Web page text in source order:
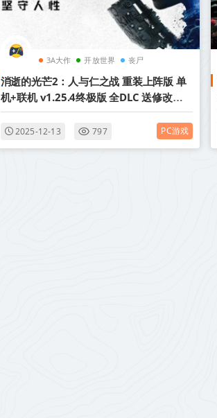
3A大作 开放世界 丧尸
消逝的光芒2：人与仁之战 重装上阵版 单
机+联机 v1.25.4终极版 全DLC 送修改器
+艾琳娜MOD（Dying Light 2）中文版网
盘下载
2025-12-13 797 PC游戏